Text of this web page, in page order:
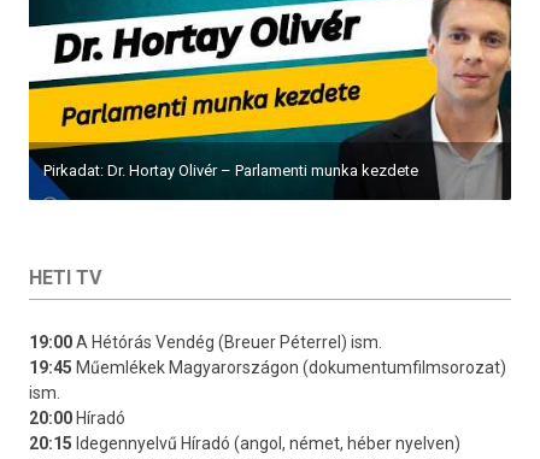
Pirkadat: Dr. Hortay Olivér – Parlamenti munka kezdete
HETI TV